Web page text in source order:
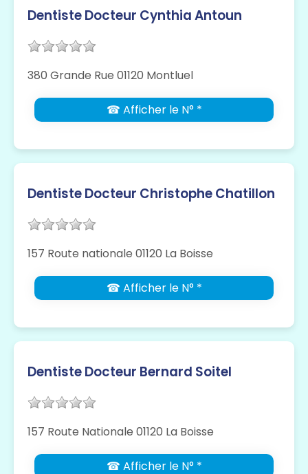
Dentiste Docteur Cynthia Antoun
380 Grande Rue 01120 Montluel
☎ Afficher le N° *
Dentiste Docteur Christophe Chatillon
157 Route nationale 01120 La Boisse
☎ Afficher le N° *
Dentiste Docteur Bernard Soitel
157 Route Nationale 01120 La Boisse
☎ Afficher le N° *